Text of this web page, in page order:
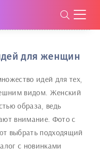
для женщин
идей для тех,
видом. Женский
образа, ведь
внимание. Фото с
выбрать подходящий
с новинками